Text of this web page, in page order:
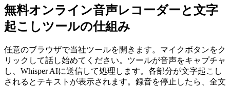
無料オンライン音声レコーダーと文字
起こしツールの仕組み
任意のブラウザで当社ツールを開きます。マイクボタンをク
リックして話し始めてください。ツールが音声をキャプチャ
し、Whisper AIに送信して処理します。各部分が文字起こし
されるとテキストが表示されます。録音を停止したら、全文